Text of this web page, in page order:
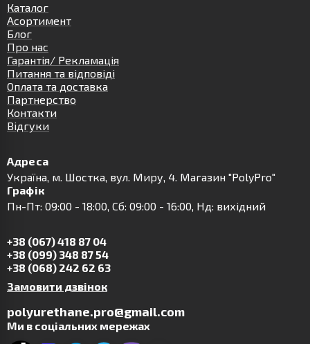
Каталог
Асортимент
Блог
Про нас
Гарантія/ Рекламація
Питання та відповіді
Оплата та доставка
Партнерство
Контакти
Відгуки
Адреса
Українa, м. Шостка, вул. Миру, 4. Магазин "PolyPro"
Графік
Пн-Пт: 09:00 - 18:00, Сб: 09:00 - 16:00, Нд: вихідний
+38 (067) 418 87 04
+38 (099) 348 87 54
+38 (068) 242 62 63
Замовити дзвінок
polyurethane.pro@gmail.com
Ми в соціальних мережах